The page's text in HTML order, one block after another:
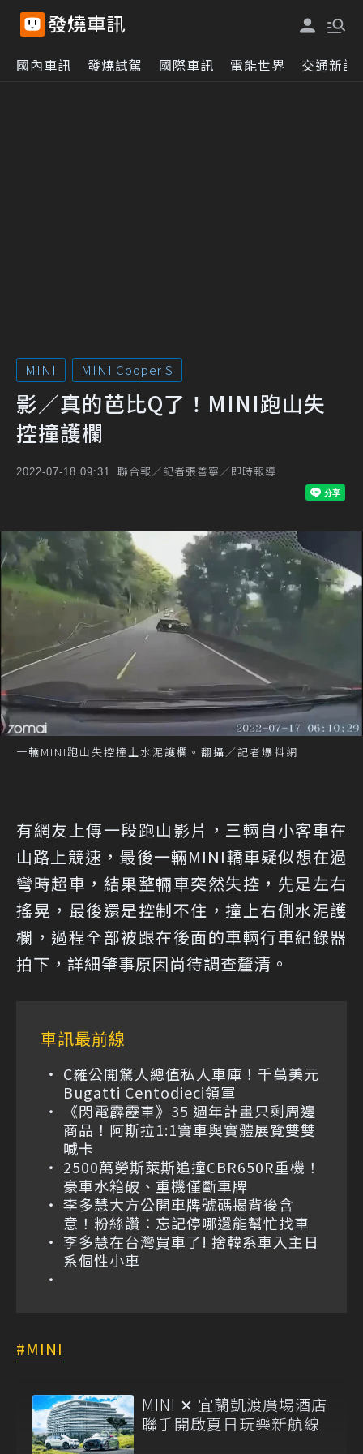
國內車訊 發燒試駕 國際車訊 電能世界 交通新訊
MINI MINI Cooper S
影／真的芭比Q了！MINI跑山失
控撞護欄
2022-07-18 09:31 聯合報／記者張善寧／即時報導
一輛MINI跑山失控撞上水泥護欄。翻攝／記者爆料網
有網友上傳一段跑山影片，三輛自小客車在
山路上競速，最後一輛MINI轎車疑似想在過
彎時超車，結果整輛車突然失控，先是左右
搖晃，最後還是控制不住，撞上右側水泥護
欄，過程全部被跟在後面的車輛行車紀錄器
拍下，詳細肇事原因尚待調查釐清。
車訊最前線
C羅公開驚人總值私人車庫！千萬美元
Bugatti Centodieci領軍
《閃電霹靂車》35 週年計畫只剩周邊
商品！阿斯拉1:1實車與實體展覽雙雙
喊卡
2500萬勞斯萊斯追撞CBR650R重機！
豪車水箱破、重機僅斷車牌
李多慧大方公開車牌號碼揭背後含
意！粉絲讚：忘記停哪還能幫忙找車
李多慧在台灣買車了! 捨韓系車入主日
系個性小車
MINI
MINI ✕ 宜蘭凱渡廣場酒店
聯手開啟夏日玩樂新航線